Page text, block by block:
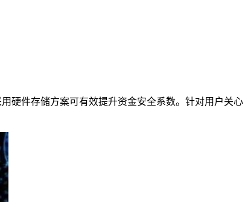
硬件存储方案可有效提升资金安全系数。针对用户关心